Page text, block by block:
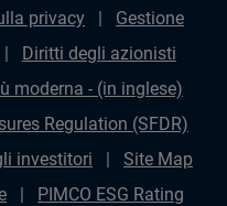
privacy
Gestione
Diritti degli azionisti
moderna - (in inglese)
Regulation (SFDR)
investitori
Site Map
PIMCO ESG Rating